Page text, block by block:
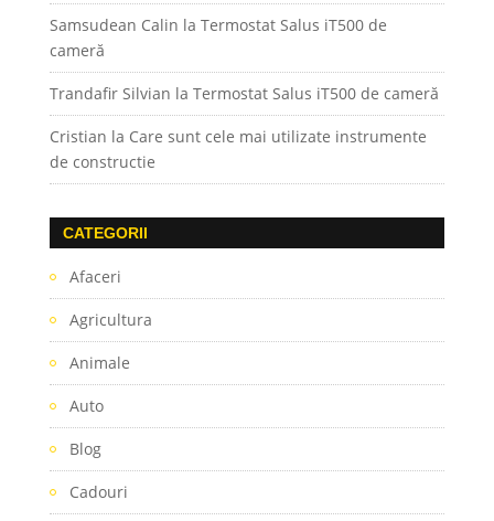
Samsudean Calin la Termostat Salus iT500 de
cameră
Trandafir Silvian la Termostat Salus iT500 de cameră
Cristian la Care sunt cele mai utilizate instrumente
de constructie
CATEGORII
Afaceri
Agricultura
Animale
Auto
Blog
Cadouri